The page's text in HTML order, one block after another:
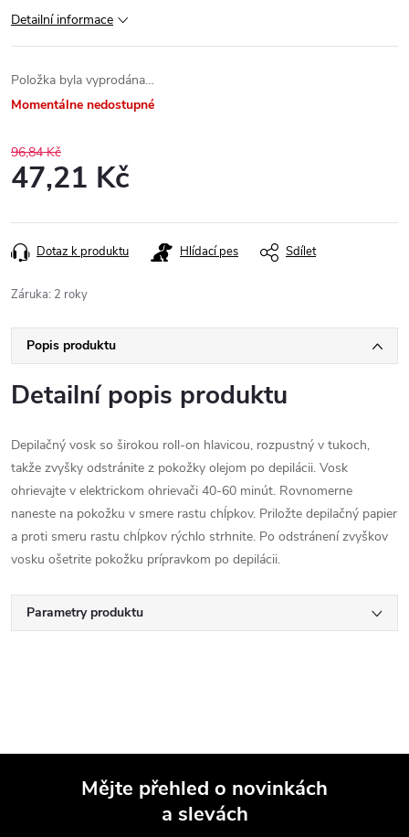
Detailní informace
Položka byla vyprodána…
Momentálne nedostupné
96,84 Kč
47,21 Kč
cena:
Dotaz k produktu Hlídací pes Sdílet
Záruka: 2 roky
Popis produktu
Detailní popis produktu
Depilačný vosk so širokou roll-on hlavicou, rozpustný v tukoch,
takže zvyšky odstránite z pokožky olejom po depilácii. Vosk
ohrievajte v elektrickom ohrievači 40-60 minút. Rovnomerne
naneste na pokožku v smere rastu chĺpkov. Priložte depilačný papier
a proti smeru rastu chĺpkov rýchlo strhnite. Po odstránení zvyškov
vosku ošetrite pokožku prípravkom po depilácii.
Parametry produktu
Mějte přehled o novinkách
a slevách